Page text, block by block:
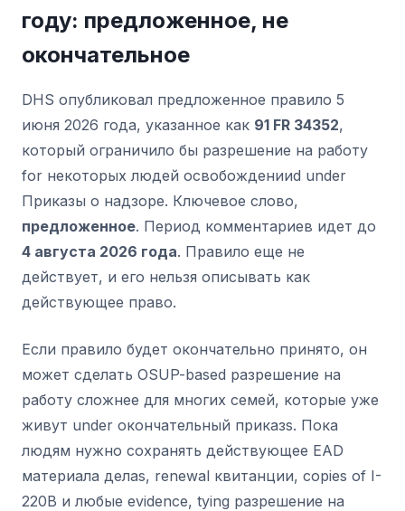
году: предложенное, не
окончательное
DHS опубликовал предложенное правило 5
июня 2026 года, указанное как 91 FR 34352,
который ограничило бы разрешение на работу
for некоторых людей освобожденииd under
Приказы о надзоре. Ключевое слово,
предложенное. Период комментариев идет до
4 августа 2026 года. Правило еще не
действует, и его нельзя описывать как
действующее право.
Если правило будет окончательно принято, он
может сделать OSUP-based разрешение на
работу сложнее для многих семей, которые уже
живут under окончательный приказs. Пока
людям нужно сохранять действующее EAD
материала делаs, renewal квитанции, copies of I-
220B и любые evidence, tying разрешение на